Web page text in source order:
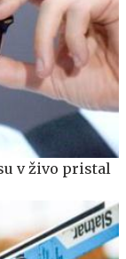
v živo pristal